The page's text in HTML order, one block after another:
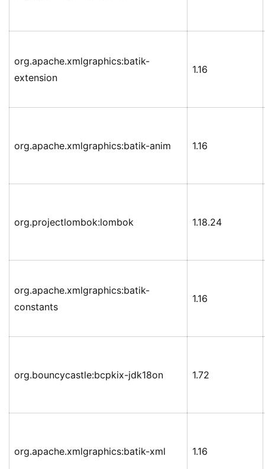
org.apache.xmlgraphics:batik-
extension
1.16
org.apache.xmlgraphics:batik-anim 1.16
org.projectlombok:lombok 1.18.24
org.apache.xmlgraphics:batik-
constants
1.16
org.bouncycastle:bcpkix-jdk18on 1.72
org.apache.xmlgraphics:batik-xml 1.16